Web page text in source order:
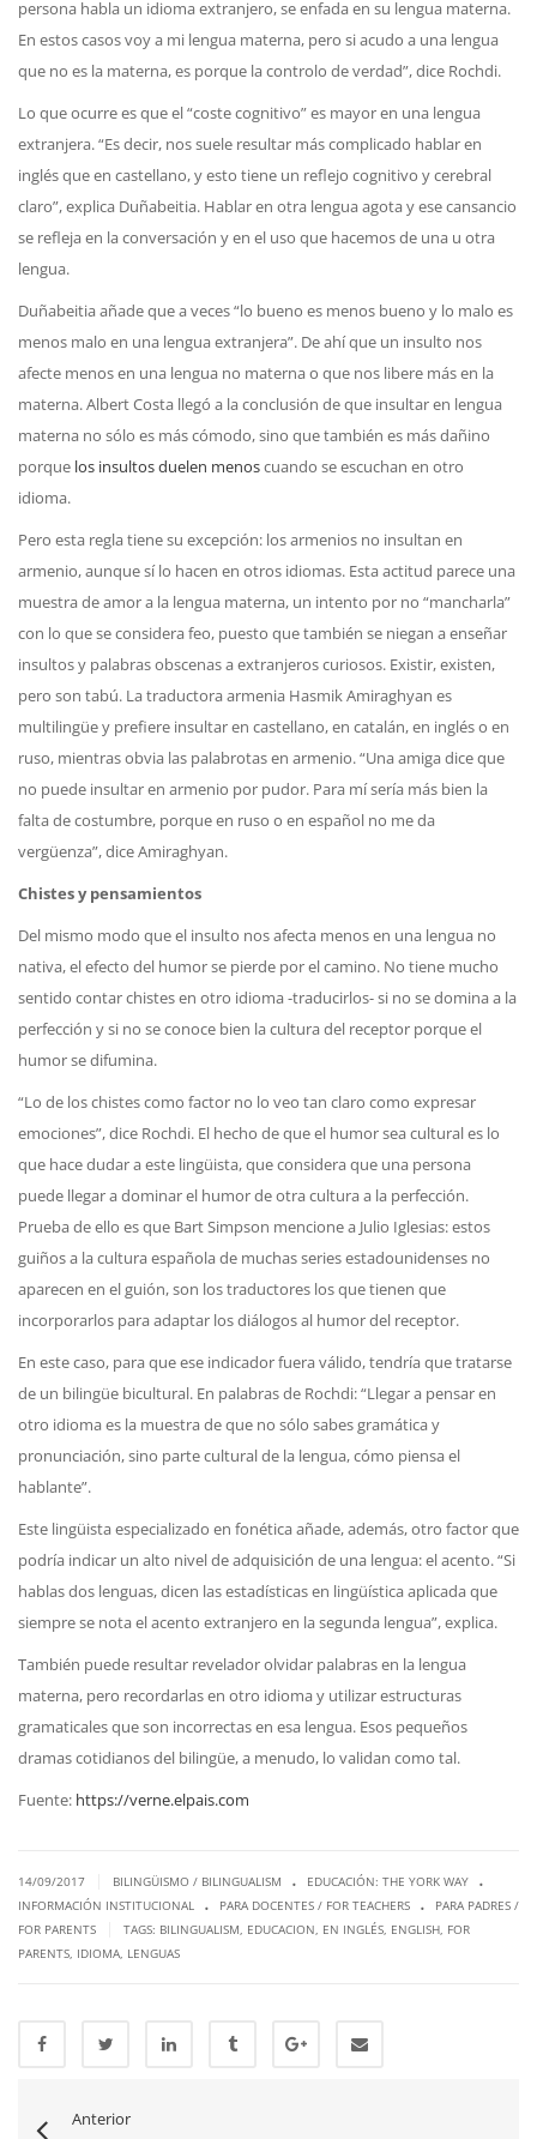
persona habla un idioma extranjero, se enfada en su lengua materna.
En estos casos voy a mi lengua materna, pero si acudo a una lengua
que no es la materna, es porque la controlo de verdad”, dice Rochdi.
Lo que ocurre es que el “coste cognitivo” es mayor en una lengua
extranjera. “Es decir, nos suele resultar más complicado hablar en
inglés que en castellano, y esto tiene un reflejo cognitivo y cerebral
claro”, explica Duñabeitia. Hablar en otra lengua agota y ese cansancio
se refleja en la conversación y en el uso que hacemos de una u otra
lengua.
Duñabeitia añade que a veces “lo bueno es menos bueno y lo malo es
menos malo en una lengua extranjera”. De ahí que un insulto nos
afecte menos en una lengua no materna o que nos libere más en la
materna. Albert Costa llegó a la conclusión de que insultar en lengua
materna no sólo es más cómodo, sino que también es más dañino
porque los insultos duelen menoscuando se escuchan en otro
idioma.
Pero esta regla tiene su excepción: los armenios no insultan en
armenio, aunque sí lo hacen en otros idiomas. Esta actitud parece una
muestra de amor a la lengua materna, un intento por no “mancharla”
con lo que se considera feo, puesto que también se niegan a enseñar
insultos y palabras obscenas a extranjeros curiosos. Existir, existen,
pero son tabú. La traductora armenia Hasmik Amiraghyan es
multilingüe y prefiere insultar en castellano, en catalán, en inglés o en
ruso, mientras obvia las palabrotas en armenio. “Una amiga dice que
no puede insultar en armenio por pudor. Para mí sería más bien la
falta de costumbre, porque en ruso o en español no me da
vergüenza”, dice Amiraghyan.
Chistes y pensamientos
Del mismo modo que el insulto nos afecta menos en una lengua no
nativa, el efecto del humor se pierde por el camino. No tiene mucho
sentido contar chistes en otro idioma -traducirlos- si no se domina a la
perfección y si no se conoce bien la cultura del receptor porque el
humor se difumina.
“Lo de los chistes como factor no lo veo tan claro como expresar
emociones”, dice Rochdi. El hecho de que el humor sea cultural es lo
que hace dudar a este lingüista, que considera que una persona
puede llegar a dominar el humor de otra cultura a la perfección.
Prueba de ello es que Bart Simpson mencione a Julio Iglesias: estos
guiños a la cultura española de muchas series estadounidenses no
aparecen en el guión, son los traductores los que tienen que
incorporarlos para adaptar los diálogos al humor del receptor.
En este caso, para que ese indicador fuera válido, tendría que tratarse
de un bilingüe bicultural. En palabras de Rochdi: “Llegar a pensar en
otro idioma es la muestra de que no sólo sabes gramática y
pronunciación, sino parte cultural de la lengua, cómo piensa el
hablante”.
Este lingüista especializado en fonética añade, además, otro factor que
podría indicar un alto nivel de adquisición de una lengua: el acento. “Si
hablas dos lenguas, dicen las estadísticas en lingüística aplicada que
siempre se nota el acento extranjero en la segunda lengua”, explica.
También puede resultar revelador olvidar palabras en la lengua
materna, pero recordarlas en otro idioma y utilizar estructuras
gramaticales que son incorrectas en esa lengua. Esos pequeños
dramas cotidianos del bilingüe, a menudo, lo validan como tal.
Fuente: https://verne.elpais.com
14/09/2017 BILINGÜISMO / BILINGUALISM . EDUCACIÓN: THE YORK WAY .
INFORMACIÓN INSTITUCIONAL . PARA DOCENTES / FOR TEACHERS .
PARA PADRES /
FOR PARENTS
TAGS: BILINGUALISM, EDUCACION, EN INGLÉS, ENGLISH, FOR
PARENTS, IDIOMA, LENGUAS
Anterior